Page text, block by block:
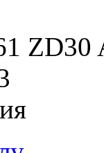
ZD30